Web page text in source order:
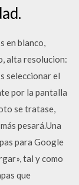
en blanco,
alta resolucion:
seleccionar el
por la pantalla
se tratase,
pesará.Una
para Google
tal y como
que